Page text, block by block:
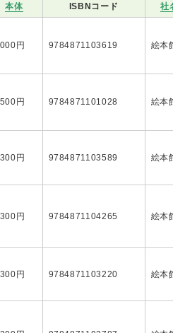
本体 ISBNコード 社
円 9784871103619 絵本
円 9784871101028 絵本
円 9784871103589 絵本
円 9784871104265 絵本
円 9784871103220 絵本